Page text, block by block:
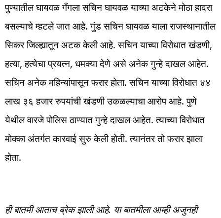
पुण्यातील घायवळ गँगला सचिन घायवळ याच्या अटकेने मोठा हादरा
बसल्याचे म्हटले जात आहे. गुंड सचिन घायवळ याला राजस्थानातील
सिकर जिल्ह्यातून अटक केली आहे. सचिन याच्या विरोधात खंडणी,
हत्या, हत्येचा प्रयत्न, धमक्या देणे असे अनेक गुन्हे दाखल आहेत.
सचिन अनेक महिन्यांपासून फरार होता. सचिन याच्या विरोधात ४४
लाख ३६ हजार रुपयांची खंडणी उकळल्याचा आरोप आहे. पुणे
येथील वारजे पोलिस ठाण्यात गुन्हे दाखल आहेत. त्याच्या विरोधात
मोक्का अंतर्गत कारवाई सुरु केली होती. त्यानंतर तो फरार झाला
होता.
ही बातमी आताच ब्रेक झाली आहे. या बातमीला आम्ही अजुनही